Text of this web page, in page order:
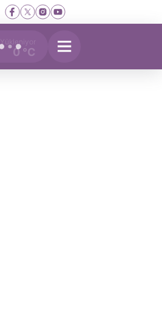
Yükleniyor
0 °C